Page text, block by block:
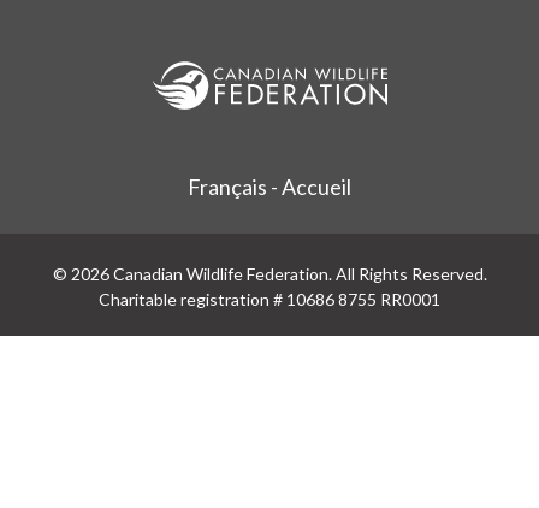
Français - Accueil
© 2026 Canadian Wildlife Federation. All Rights Reserved.
Charitable registration # 10686 8755 RR0001